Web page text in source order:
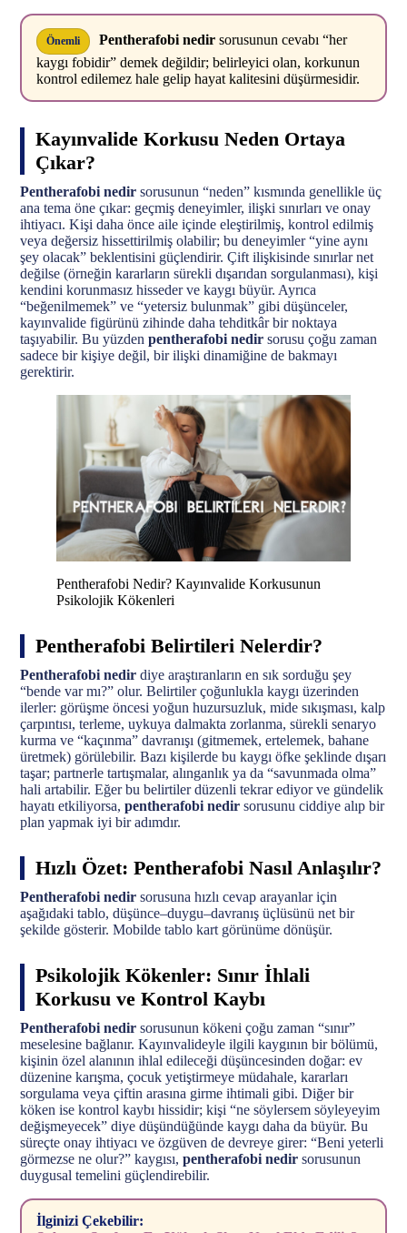
Önemli Pentherafobi nedir sorusunun cevabı “her
kaygı fobidir” demek değildir; belirleyici olan, korkunun
kontrol edilemez hale gelip hayat kalitesini düşürmesidir.
Kayınvalide Korkusu Neden Ortaya
Çıkar?
Pentherafobi nedir sorusunun “neden” kısmında genellikle üç
ana tema öne çıkar: geçmiş deneyimler, ilişki sınırları ve onay
ihtiyacı. Kişi daha önce aile içinde eleştirilmiş, kontrol edilmiş
veya değersiz hissettirilmiş olabilir; bu deneyimler “yine aynı
şey olacak” beklentisini güçlendirir. Çift ilişkisinde sınırlar net
değilse (örneğin kararların sürekli dışarıdan sorgulanması), kişi
kendini korunmasız hisseder ve kaygı büyür. Ayrıca
“beğenilmemek” ve “yetersiz bulunmak” gibi düşünceler,
kayınvalide figürünü zihinde daha tehditkâr bir noktaya
taşıyabilir. Bu yüzden pentherafobi nedir sorusu çoğu zaman
sadece bir kişiye değil, bir ilişki dinamiğine de bakmayı
gerektirir.
Pentherafobi Nedir? Kayınvalide Korkusunun
Psikolojik Kökenleri
Pentherafobi Belirtileri Nelerdir?
Pentherafobi nedir diye araştıranların en sık sorduğu şey
“bende var mı?” olur. Belirtiler çoğunlukla kaygı üzerinden
ilerler: görüşme öncesi yoğun huzursuzluk, mide sıkışması, kalp
çarpıntısı, terleme, uykuya dalmakta zorlanma, sürekli senaryo
kurma ve “kaçınma” davranışı (gitmemek, ertelemek, bahane
üretmek) görülebilir. Bazı kişilerde bu kaygı öfke şeklinde dışarı
taşar; partnerle tartışmalar, alınganlık ya da “savunmada olma”
hali artabilir. Eğer bu belirtiler düzenli tekrar ediyor ve gündelik
hayatı etkiliyorsa, pentherafobi nedir sorusunu ciddiye alıp bir
plan yapmak iyi bir adımdır.
Hızlı Özet: Pentherafobi Nasıl Anlaşılır?
Pentherafobi nedir sorusuna hızlı cevap arayanlar için
aşağıdaki tablo, düşünce–duygu–davranış üçlüsünü net bir
şekilde gösterir. Mobilde tablo kart görünüme dönüşür.
Psikolojik Kökenler: Sınır İhlali
Korkusu ve Kontrol Kaybı
Pentherafobi nedir sorusunun kökeni çoğu zaman “sınır”
meselesine bağlanır. Kayınvalideyle ilgili kaygının bir bölümü,
kişinin özel alanının ihlal edileceği düşüncesinden doğar: ev
düzenine karışma, çocuk yetiştirmeye müdahale, kararları
sorgulama veya çiftin arasına girme ihtimali gibi. Diğer bir
köken ise kontrol kaybı hissidir; kişi “ne söylersem söyleyeyim
değişmeyecek” diye düşündüğünde kaygı daha da büyür. Bu
süreçte onay ihtiyacı ve özgüven de devreye girer: “Beni yeterli
görmezse ne olur?” kaygısı, pentherafobi nedir sorusunun
duygusal temelini güçlendirebilir.
İlginizi Çekebilir: